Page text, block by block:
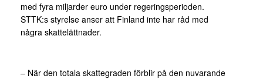
med fyra miljarder euro under regeringsperioden.
STTK:s styrelse anser att Finland inte har råd med
några skattelättnader.
– När den totala skattegraden förblir på den nuvarande